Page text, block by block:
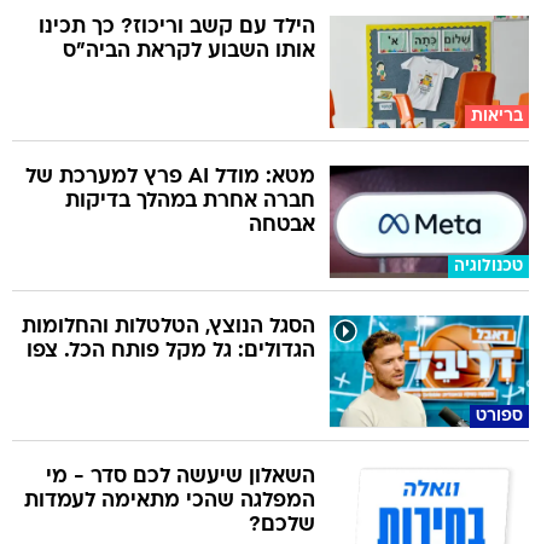
בריאות
הילד עם קשב וריכוז? כך תכינו
אותו השבוע לקראת הביה"ס
טכנולוגיה
מטא: מודל AI פרץ למערכת של
חברה אחרת במהלך בדיקות
אבטחה
ספורט
הסגל הנוצץ, הטלטלות והחלומות
הגדולים: גל מקל פותח הכל. צפו
השאלון שיעשה לכם סדר - מי
המפלגה שהכי מתאימה לעמדות
שלכם?